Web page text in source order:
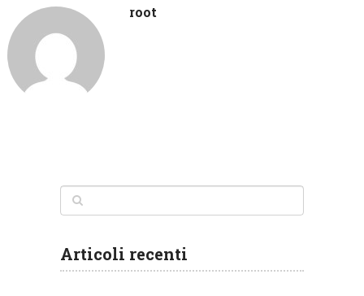
root
Articoli recenti